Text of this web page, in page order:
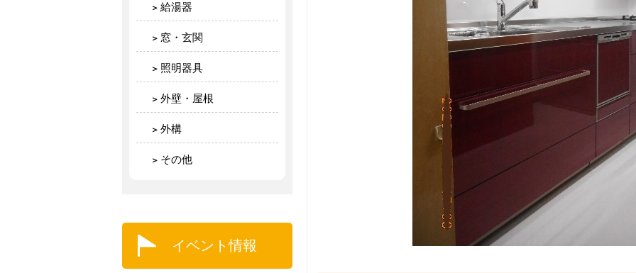
給湯器
窓・玄関
照明器具
外壁・屋根
外構
その他
イベント情報